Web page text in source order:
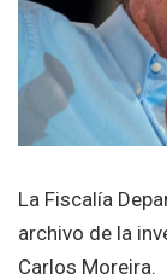
La Fiscalía
archivo de la
Carlos Moreira.